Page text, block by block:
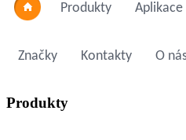
Produkty Aplikace
Značky Kontakty O
Produkty